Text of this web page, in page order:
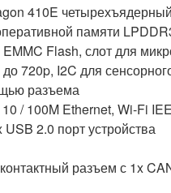
410E
памяти
Flash, слот для
720p, I2C для
разъема
/ 100M Ethernet, Wi-Fi
2.0 порт устройства
разъем с 1x